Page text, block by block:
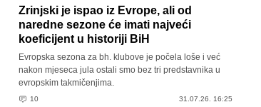
Zrinjski je ispao iz Evrope, ali od
naredne sezone će imati najveći
koeficijent u historiji BiH
Evropska sezona za bh. klubove je počela loše i već
nakon mjeseca jula ostali smo bez tri predstavnika u
evropskim takmičenjima.
10 31.07.26. 16:25